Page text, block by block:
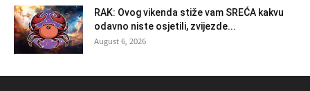
RAK: Ovog vikenda stiže vam SREĆA kakvu
odavno niste osjetili, zvijezde...
August 6, 2026